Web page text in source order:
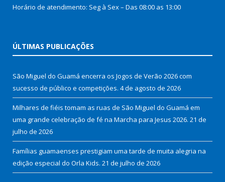
Horário de atendimento: Seg à Sex – Das 08:00 as 13:00
ÚLTIMAS PUBLICAÇÕES
São Miguel do Guamá encerra os Jogos de Verão 2026 com
sucesso de público e competições. 4 de agosto de 2026
Milhares de fiéis tomam as ruas de São Miguel do Guamá em
uma grande celebração de fé na Marcha para Jesus 2026. 21 de
julho de 2026
Famílias guamaenses prestigiam uma tarde de muita alegria na
edição especial do Orla Kids. 21 de julho de 2026